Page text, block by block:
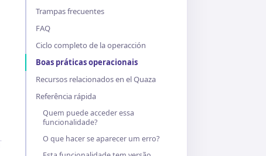
Trampas frecuentes
FAQ
Ciclo completo de la operacción
Boas práticas operacionais
Recursos relacionados en el Quaza
Referência rápida
Quem puede acceder essa
funcionalidade?
O que hacer se aparecer um erro?